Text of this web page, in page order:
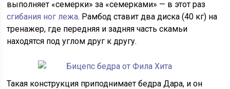
выполняет «семерки» за «семерками» — в этот раз
сгибания ног лежа. Рамбод ставит два диска (40 кг) на
тренажер, где передняя и задняя часть скамьи
находятся под углом друг к другу.
Такая конструкция приподнимает бедра Дара, и он